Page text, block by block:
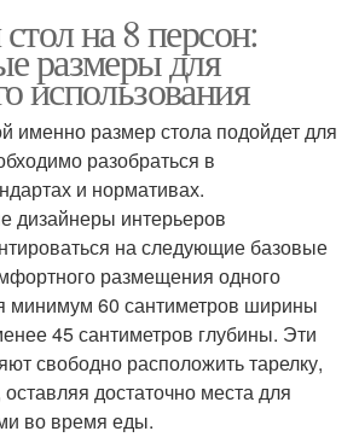
на 8 персон:
размеры для
использования
именно размер стола подойдет для
разобраться в
и нормативах.
дизайнеры интерьеров
на следующие базовые
размещения одного
минимум 60 сантиметров ширины
45 сантиметров глубины. Эти
свободно расположить тарелку,
достаточно места для
во время еды.